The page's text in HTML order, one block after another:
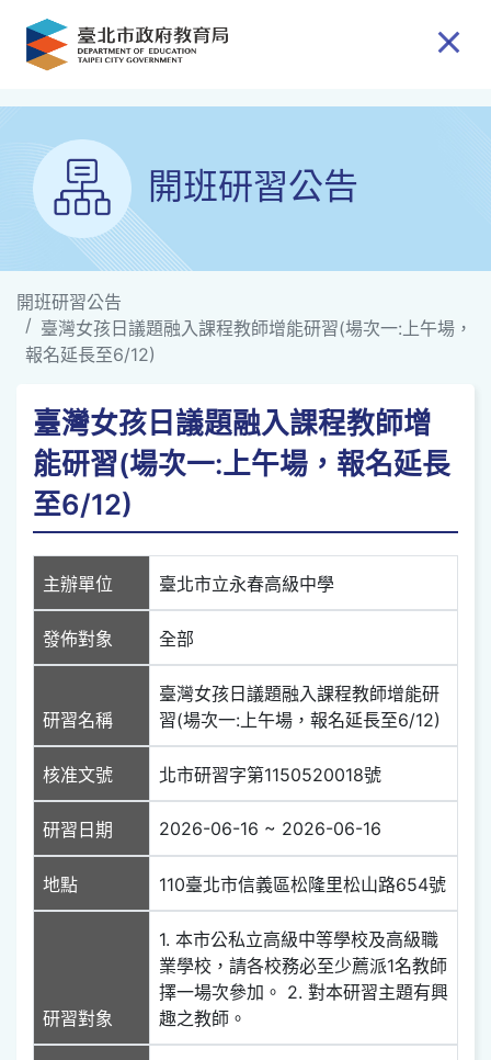
跳到主要內容
開班研習公告
開班研習公告
臺灣女孩日議題融入課程教師增能研習(場次一:上午場，
報名延長至6/12)
臺灣女孩日議題融入課程教師增
能研習(場次一:上午場，報名延長
至6/12)
主辦單位 臺北市立永春高級中學
發佈對象 全部
研習名稱
臺灣女孩日議題融入課程教師增能研
習(場次一:上午場，報名延長至6/12)
核准文號 北市研習字第1150520018號
研習日期 2026-06-16 ~ 2026-06-16
地點 110臺北市信義區松隆里松山路654號
研習對象
1. 本市公私立高級中等學校及高級職
業學校，請各校務必至少薦派1名教師
擇一場次參加。 2. 對本研習主題有興
趣之教師。